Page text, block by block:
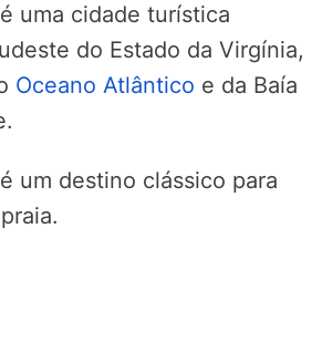
uma cidade turística
do Estado da Virgínia,
Oceano Atlântico e da Baía
um destino clássico para